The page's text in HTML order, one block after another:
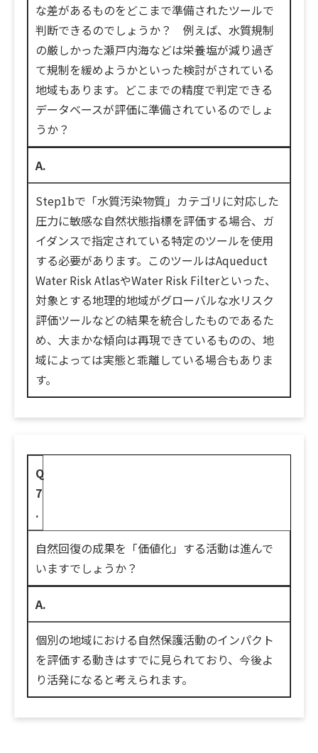
な差があるものをどこまで準備されたツールで
判断できるのでしょうか？ 例えば、水質規制
の厳しかった瀬戸内海などは栄養塩が減り過ぎ
て規制を緩めようかといった検討がされている
地域もあります。どこまでの精度で判定できる
データベースが評価に準備されているのでしょ
うか？
A.
Step1bで「水質汚染物質」カテゴリに対応した
圧力に敏感な自然状態指標を評価する場合、ガ
イダンスで指定されている特定のツールを使用
する必要があります。このツールはAqueduct
Water Risk AtlasやWater Risk Filterといった、
対象とする地理的地域がグローバルな水リスク
評価ツールなどの結果を統合したものであるた
め、大まかな傾向は再現できているものの、地
域によっては実態と乖離している場合もありま
す。
Q
7
.
自然回復の成果を「価値化」する活動は進んで
いますでしょうか？
A.
個別の地域における自然保護活動のインパクト
を評価する動きはすでに見られており、今後よ
り活発になると考えられます。